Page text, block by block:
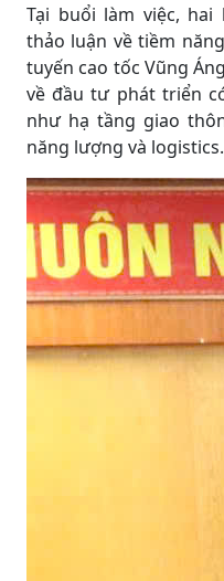
Tại buổi làm việc,
thảo luận về tiềm
tuyến cao tốc Vũng
về đầu tư phát triển
như hạ tầng giao
năng lượng và